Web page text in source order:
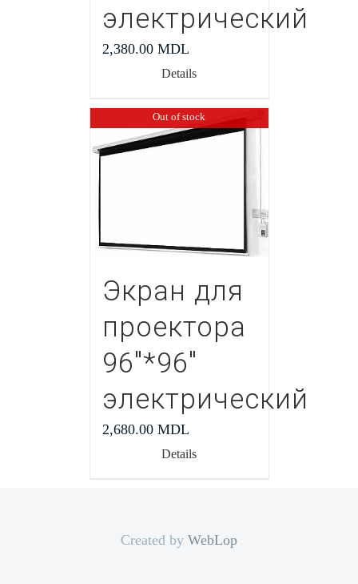
электрический
2,380.00 MDL
Details
Out of stock
Экран для
проектора
96″*96″
электрический
2,680.00 MDL
Details
Created by WebLop